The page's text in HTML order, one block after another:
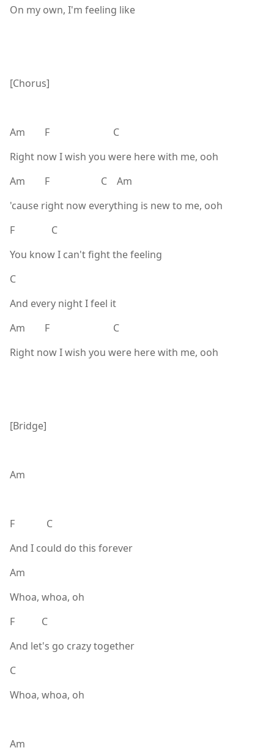
On my own, I'm feeling like
[Chorus]
Am F C
Right now I wish you were here with me, ooh
Am F C Am
'cause right now everything is new to me, ooh
F C
You know I can't fight the feeling
C
And every night I feel it
Am F C
Right now I wish you were here with me, ooh
[Bridge]
Am
F C
And I could do this forever
Am
Whoa, whoa, oh
F C
And let's go crazy together
C
Whoa, whoa, oh
Am